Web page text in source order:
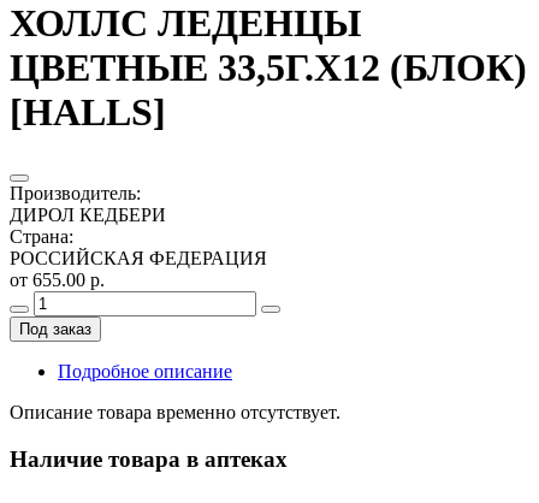
ХОЛЛС ЛЕДЕНЦЫ
ЦВЕТНЫЕ 33,5Г.Х12 (БЛОК)
[HALLS]
Производитель:
ДИРОЛ КЕДБЕРИ
Страна:
РОССИЙСКАЯ ФЕДЕРАЦИЯ
от 655.00 р.
Под заказ
Подробное описание
Описание товара временно отсутствует.
Наличие товара в аптеках